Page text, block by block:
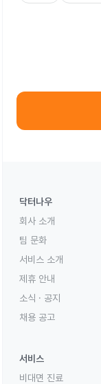
닥터나우
회사 소개
팀 문화
서비스 소개
제휴 안내
소식 · 공지
채용 공고
서비스
비대면 진료